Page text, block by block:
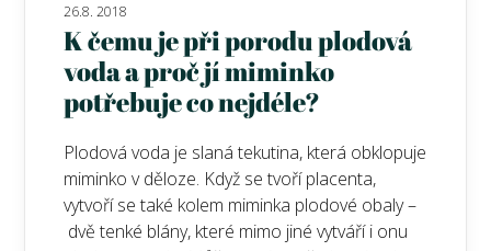
26.8. 2018
K čemu je při porodu plodová
voda a proč jí miminko
potřebuje co nejdéle?
Plodová voda je slaná tekutina, která obklopuje
miminko v děloze. Když se tvoří placenta,
vytvoří se také kolem miminka plodové obaly –
dvě tenké blány, které mimo jiné vytváří i onu